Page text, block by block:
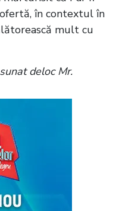
în contextul în
mult cu
deloc Mr.